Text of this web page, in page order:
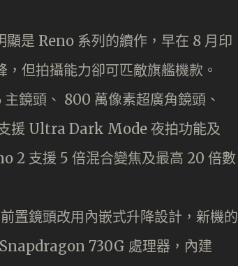
是 Reno 系列的續作，早在 8 月印
但拍攝能力卻可匹敵旗艦機款。
鏡頭、 800 萬像素超廣角鏡頭、
援 Ultra Dark Mode 夜拍功能及
2 支援 5 倍混合變焦及最高 20 倍數
置鏡頭改用內嵌式升降設計，新機的
730G 處理器，內建